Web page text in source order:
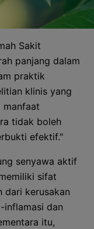
Sakit
panjang dalam
praktik
klinis yang
manfaat
tidak boleh
efektif."
senyawa aktif
sifat
dari kerusakan
inflamasi dan
itu,